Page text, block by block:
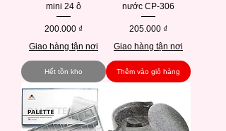
mini 24 ô
Giá
200.000 ₫
Giao hàng tận nơi
Hết tồn kho
nước CP-306
Giá
205.000 ₫
Giao hàng tận nơi
Thêm vào giỏ hàng